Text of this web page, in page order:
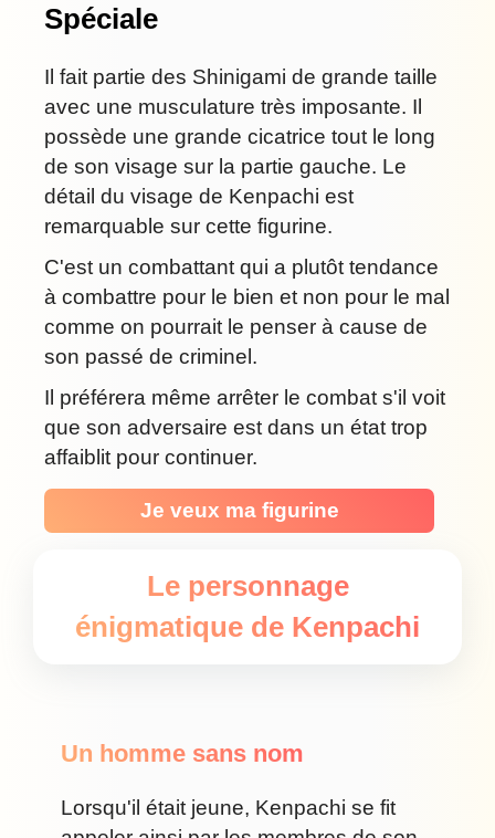
Spéciale
Il fait partie des Shinigami de grande taille
avec une musculature très imposante. Il
possède une grande cicatrice tout le long
de son visage sur la partie gauche. Le
détail du visage de Kenpachi est
remarquable sur cette figurine.
C'est un combattant qui a plutôt tendance
à combattre pour le bien et non pour le mal
comme on pourrait le penser à cause de
son passé de criminel.
Il préférera même arrêter le combat s'il voit
que son adversaire est dans un état trop
affaiblit pour continuer.
Je veux ma figurine
Le personnage
énigmatique de Kenpachi
Un homme sans nom
Lorsqu'il était jeune, Kenpachi se fit